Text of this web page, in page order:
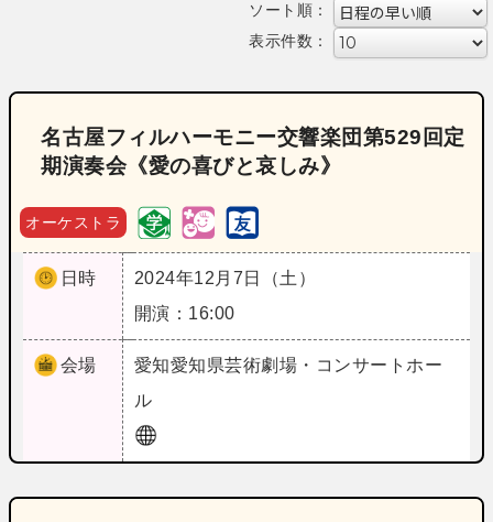
ソート順：
表示件数：
名古屋フィルハーモニー交響楽団第529回定
期演奏会《愛の喜びと哀しみ》
オーケストラ
日時
2024年12月7日（土）
開演：16:00
会場 愛知愛知県芸術劇場・コンサートホー
ル